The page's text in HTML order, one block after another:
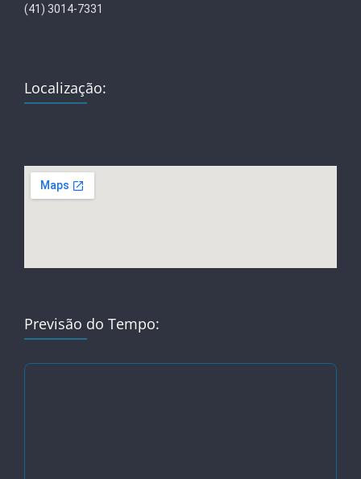
(41) 3014-7331
Localização:
Previsão do Tempo: